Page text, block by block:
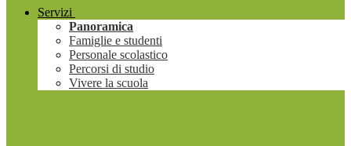
Servizi
Panoramica
Famiglie e studenti
Personale scolastico
Percorsi di studio
Vivere la scuola